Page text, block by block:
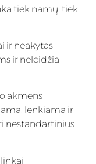
tiek namų, tiek
ir neakytas
ir neleidžia
akmens
lenkiama ir
nestandartinius